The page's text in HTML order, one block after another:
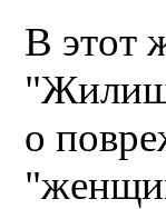
В этот
о